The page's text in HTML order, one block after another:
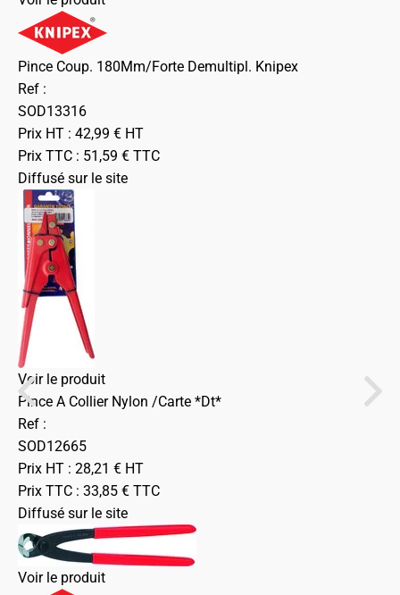
Pince Coup. 180Mm/Forte Demultipl. Knipex
Ref :
SOD13316
Prix HT : 42,99 € HT
Prix TTC : 51,59 € TTC
Diffusé sur le site
Voir le produit
Pince A Collier Nylon /Carte *Dt*
Ref :
SOD12665
Prix HT : 28,21 € HT
Prix TTC : 33,85 € TTC
Diffusé sur le site
Voir le produit